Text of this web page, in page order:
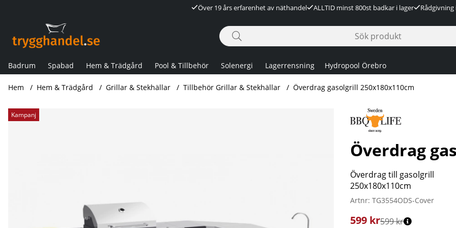
Över 19 års erfarenhet av näthandel ALLTID minst 800st badkar i lager
Badrum Spabad Hem & Trädgård Pool & Tillbehör Solenergi Lagerrensning Hydropool Örebro
Hem Hem & Trädgård Grillar & Stekhällar Tillbehör Grillar & Stekhällar Överdrag gasolgrill 250x180x110cm
Kampanj
Produktbilder Överdrag gasolgrill 250x180x110cm
Överdrag
Överdrag till gasolgrill
250x180x110cm
Artnr: TG3554ODS-Cover
599 kr599 kr